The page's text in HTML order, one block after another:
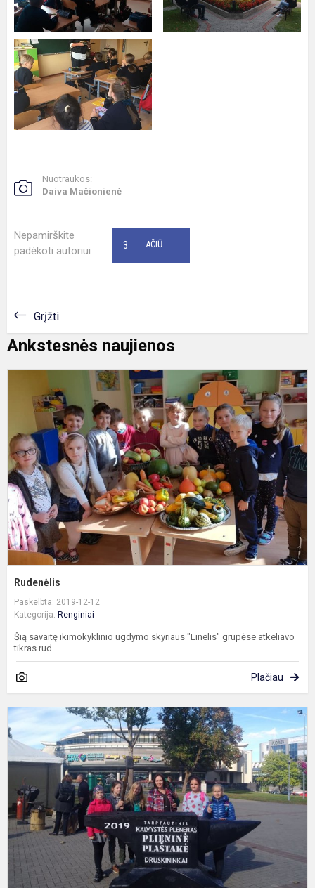
Nuotraukos:
Daiva Mačionienė
Nepamirškite
padėkoti autoriui
AČIŪ
3
Grįžti
Ankstesnės naujienos
Rudenėlis
Paskelbta: 2019-12-12
Kategorija: Renginiai
Šią savaitę ikimokyklinio ugdymo skyriaus "Linelis" grupėse atkeliavo
tikras rud...
Plačiau